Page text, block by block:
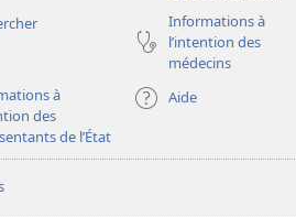
Informations à
l’intention des
médecins
à
des
de l’État
Aide